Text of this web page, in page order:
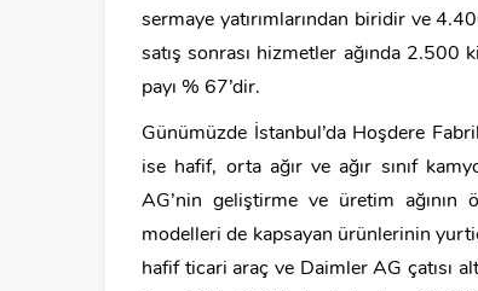
sermaye yatırımlarından biridir ve
satış sonrası hizmetler ağında 2.500
payı % 67’dir.
Günümüzde İstanbul’da Hoşdere
ise hafif, orta ağır ve ağır sınıf
AG’nin geliştirme ve üretim ağının
modelleri de kapsayan ürünlerinin
hafif ticari araç ve Daimler AG çatısı